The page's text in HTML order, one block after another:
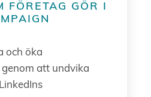
FÖRETAG GÖR I
och öka
att undvika